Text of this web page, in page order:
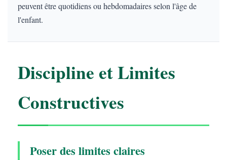
peuvent être quotidiens ou hebdomadaires selon l'âge de
l'enfant.
Discipline et Limites
Constructives
Poser des limites claires